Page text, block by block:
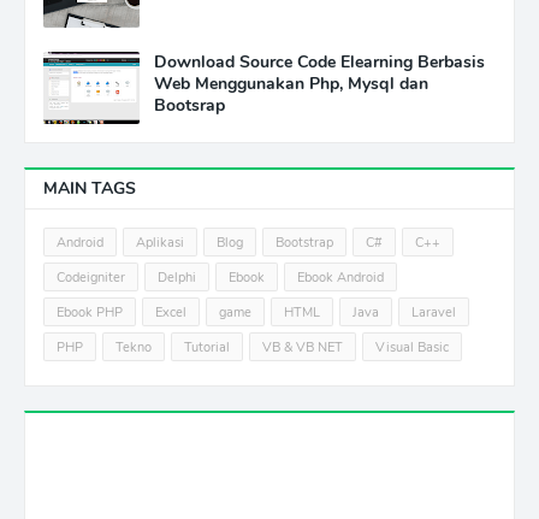
Download Source Code Elearning Berbasis
Web Menggunakan Php, Mysql dan
Bootsrap
MAIN TAGS
Android Aplikasi Blog Bootstrap C#
C++
Codeigniter
Delphi Ebook
Ebook Android
Ebook PHP
Excel game HTML Java
Laravel
PHP
Tekno Tutorial VB & VB NET Visual Basic